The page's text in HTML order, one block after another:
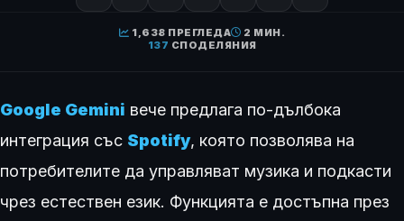
1,638 ПРЕГЛЕДА
2 МИН.
137 СПОДЕЛЯНИЯ
Google Gemini вече предлага по-дълбока
интеграция със Spotify, която позволява на
потребителите да управляват музика и подкасти
чрез естествен език. Функцията е достъпна през